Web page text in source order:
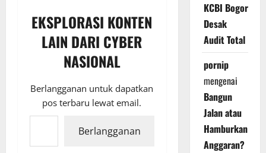
EKSPLORASI KONTEN
LAIN DARI CYBER
NASIONAL
Berlangganan untuk dapatkan
pos terbaru lewat email.
Ketikkan email Anda...
Berlangganan
KCBI Bogor
Desak
Audit Total
pornip
mengenai
Bangun
Jalan atau
Hamburkan
Anggaran?